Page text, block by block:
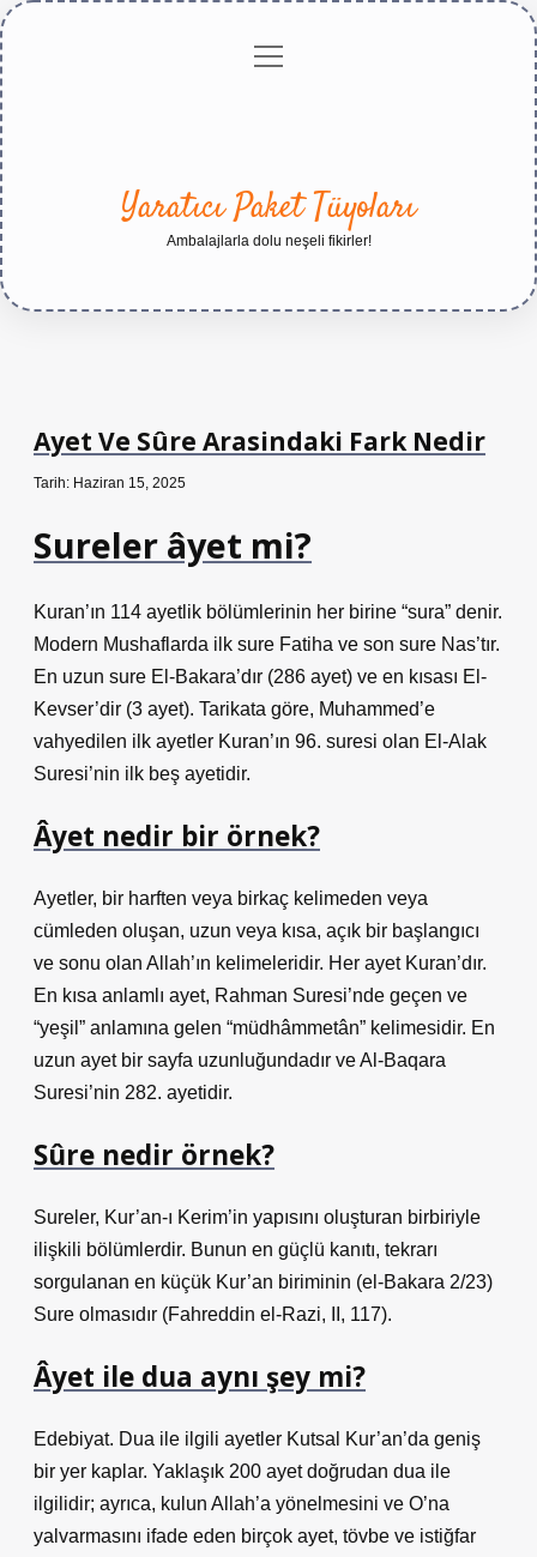
Gizlilikmenüyü
Yaratıcı Paket Tüyoları
Ambalajlarla dolu neşeli fikirler!
Ayet Ve Sûre Arasindaki Fark Nedir
Tarih: Haziran 15, 2025
Sureler âyet mi?
Kuran’ın 114 ayetlik bölümlerinin her birine “sura” denir.
Modern Mushaflarda ilk sure Fatiha ve son sure Nas’tır.
En uzun sure El-Bakara’dır (286 ayet) ve en kısası El-
Kevser’dir (3 ayet). Tarikata göre, Muhammed’e
vahyedilen ilk ayetler Kuran’ın 96. suresi olan El-Alak
Suresi’nin ilk beş ayetidir.
Âyet nedir bir örnek?
Ayetler, bir harften veya birkaç kelimeden veya
cümleden oluşan, uzun veya kısa, açık bir başlangıcı
ve sonu olan Allah’ın kelimeleridir. Her ayet Kuran’dır.
En kısa anlamlı ayet, Rahman Suresi’nde geçen ve
“yeşil” anlamına gelen “müdhâmmetân” kelimesidir. En
uzun ayet bir sayfa uzunluğundadır ve Al-Baqara
Suresi’nin 282. ayetidir.
Sûre nedir örnek?
Sureler, Kur’an-ı Kerim’in yapısını oluşturan birbiriyle
ilişkili bölümlerdir. Bunun en güçlü kanıtı, tekrarı
sorgulanan en küçük Kur’an biriminin (el-Bakara 2/23)
Sure olmasıdır (Fahreddin el-Razi, II, 117).
Âyet ile dua aynı şey mi?
Edebiyat. Dua ile ilgili ayetler Kutsal Kur’an’da geniş
bir yer kaplar. Yaklaşık 200 ayet doğrudan dua ile
ilgilidir; ayrıca, kulun Allah’a yönelmesini ve O’na
yalvarmasını ifade eden birçok ayet, tövbe ve istiğfar